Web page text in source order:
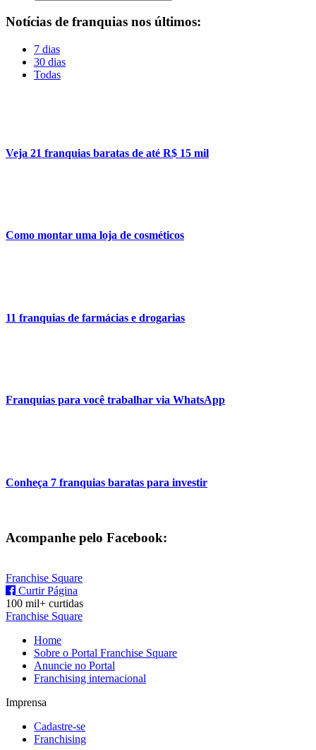
Notícias de franquias nos últimos:
7 dias
30 dias
Todas
Veja 21 franquias baratas de até R$ 15 mil
Como montar uma loja de cosméticos
11 franquias de farmácias e drogarias
Franquias para você trabalhar via WhatsApp
Conheça 7 franquias baratas para investir
Acompanhe pelo Facebook:
Franchise Square
Curtir Página
100 mil+ curtidas
Franchise Square
Home
Sobre o Portal Franchise Square
Anuncie no Portal
Franchising internacional
Imprensa
Cadastre-se
Franchising